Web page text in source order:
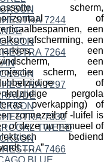
scherm,
of
een
afscherming, een
een
een
scherm, een
of
pergola
overkapping) of
zonnezeil of -luifel is
of deze nu manueel of
bediend